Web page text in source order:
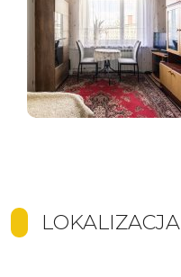
LOKALIZACJA